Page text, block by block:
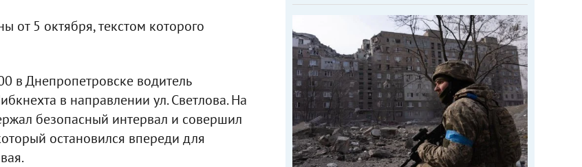
5 октября, текстом которого
в Днепропетровске водитель
в направлении ул. Светлова. На
безопасный интервал и совершил
остановился впереди для